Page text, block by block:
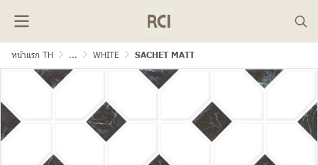
หน้าแรก TH ... WHITE SACHET MATT